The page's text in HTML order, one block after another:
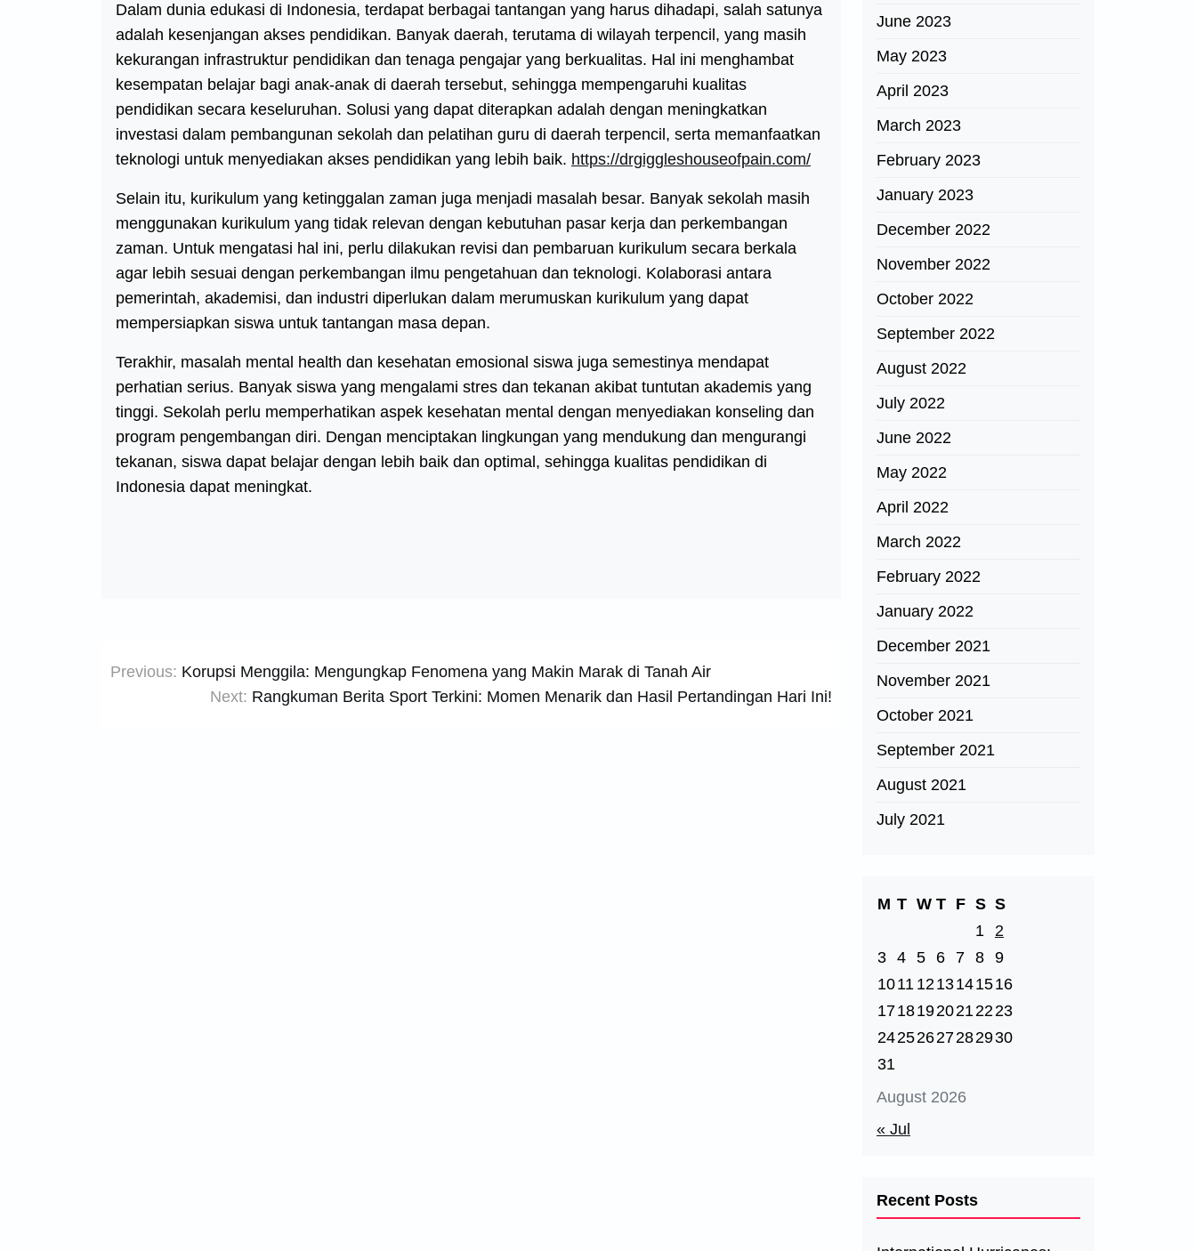
Dalam dunia edukasi di Indonesia, terdapat berbagai tantangan yang harus dihadapi, salah satunya
adalah kesenjangan akses pendidikan. Banyak daerah, terutama di wilayah terpencil, yang masih
kekurangan infrastruktur pendidikan dan tenaga pengajar yang berkualitas. Hal ini menghambat
kesempatan belajar bagi anak-anak di daerah tersebut, sehingga mempengaruhi kualitas
pendidikan secara keseluruhan. Solusi yang dapat diterapkan adalah dengan meningkatkan
investasi dalam pembangunan sekolah dan pelatihan guru di daerah terpencil, serta memanfaatkan
teknologi untuk menyediakan akses pendidikan yang lebih baik. https://drgiggleshouseofpain.com/
Selain itu, kurikulum yang ketinggalan zaman juga menjadi masalah besar. Banyak sekolah masih
menggunakan kurikulum yang tidak relevan dengan kebutuhan pasar kerja dan perkembangan
zaman. Untuk mengatasi hal ini, perlu dilakukan revisi dan pembaruan kurikulum secara berkala
agar lebih sesuai dengan perkembangan ilmu pengetahuan dan teknologi. Kolaborasi antara
pemerintah, akademisi, dan industri diperlukan dalam merumuskan kurikulum yang dapat
mempersiapkan siswa untuk tantangan masa depan.
Terakhir, masalah mental health dan kesehatan emosional siswa juga semestinya mendapat
perhatian serius. Banyak siswa yang mengalami stres dan tekanan akibat tuntutan akademis yang
tinggi. Sekolah perlu memperhatikan aspek kesehatan mental dengan menyediakan konseling dan
program pengembangan diri. Dengan menciptakan lingkungan yang mendukung dan mengurangi
tekanan, siswa dapat belajar dengan lebih baik dan optimal, sehingga kualitas pendidikan di
Indonesia dapat meningkat.
Post
navigation
Previous: Korupsi Menggila: Mengungkap Fenomena yang Makin Marak di Tanah Air
Next: Rangkuman Berita Sport Terkini: Momen Menarik dan Hasil Pertandingan Hari Ini!
June 2023
May 2023
April 2023
March 2023
February 2023
January 2023
December 2022
November 2022
October 2022
September 2022
August 2022
July 2022
June 2022
May 2022
April 2022
March 2022
February 2022
January 2022
December 2021
November 2021
October 2021
September 2021
August 2021
July 2021
August 2026
M T W T F S S
1
2
3 4 5 6 7 8 9
1011 1213141516
17181920212223
24252627282930
31
« Jul
Recent Posts